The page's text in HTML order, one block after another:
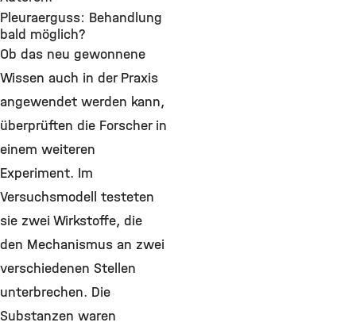
Pleuraerguss: Behandlung
bald möglich?
Ob das neu gewonnene
Wissen auch in der Praxis
angewendet werden kann,
überprüften die Forscher in
einem weiteren
Experiment. Im
Versuchsmodell testeten
sie zwei Wirkstoffe, die
den Mechanismus an zwei
verschiedenen Stellen
unterbrechen. Die
Substanzen waren